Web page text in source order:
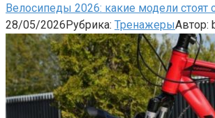
Велосипеды 2026: какие модели стоят
28/05/2026Рубрика: ТренажерыАвтор: